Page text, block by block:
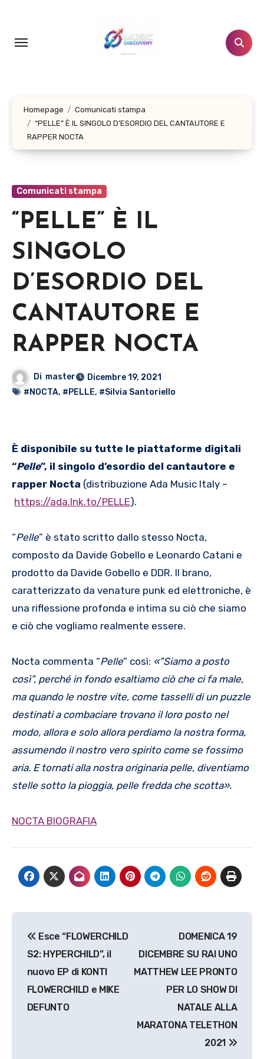
contenuto
Homepage
Comunicati stampa
“PELLE” È IL SINGOLO D’ESORDIO DEL CANTAUTORE E
RAPPER NOCTA
Comunicati stampa
“PELLE” È IL
SINGOLO
D’ESORDIO DEL
CANTAUTORE E
RAPPER NOCTA
Di master
Dicembre 19, 2021
#NOCTA, #PELLE, #Silvia Santoriello
È disponibile su tutte le piattaforme digitali
“Pelle”, il singolo d’esordio del cantautore e
rapper Nocta (distribuzione Ada Music Italy –
https://ada.lnk.to/PELLE).
“Pelle” è stato scritto dallo stesso Nocta,
composto da Davide Gobello e Leonardo Catani e
prodotto da Davide Gobello e DDR. Il brano,
caratterizzato da venature punk ed elettroniche, è
una riflessione profonda e intima su ciò che siamo
e ciò che vogliamo realmente essere.
Nocta commenta “Pelle” così: «”Siamo a posto
così”, perché in fondo esaltiamo ciò che ci fa male,
ma quando le nostre vite, come tasselli di un puzzle
destinati a combaciare trovano il loro posto nel
modo, allora e solo allora perdiamo la nostra forma,
assumendo il nostro vero spirito come se fossimo
aria. E tornati alla nostra originaria pelle, diventiamo
stelle sotto la pioggia, pelle fredda che scotta».
NOCTA BIOGRAFIA
articoli
Esce “FLOWERCHILD
S2: HYPERCHILD”, il
nuovo EP di KONTI
FLOWERCHILD e MIKE
DEFUNTO
DOMENICA 19
DICEMBRE SU RAI UNO
MATTHEW LEE PRONTO
PER LO SHOW DI
NATALE ALLA
MARATONA TELETHON
2021